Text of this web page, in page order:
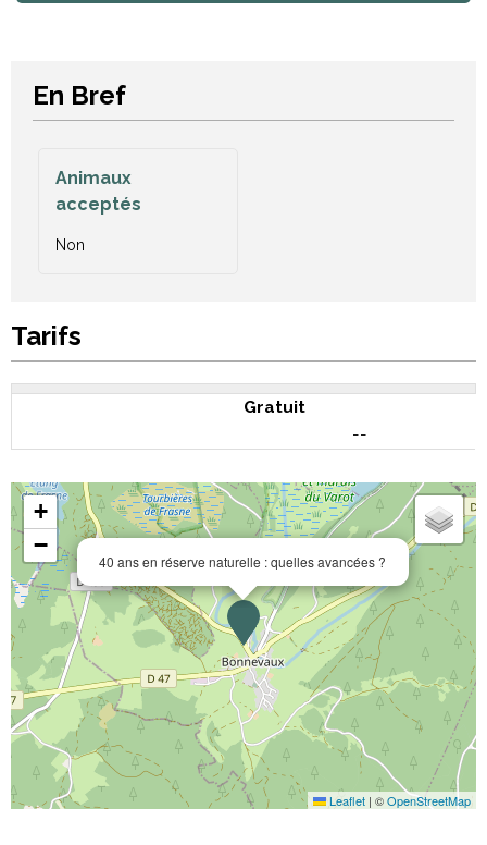
En Bref
Animaux
acceptés
Non
Tarifs
Gratuit
--
40 ans en réserve naturelle : quelles avancées ?
+
−
Leaflet | ©OpenStreetMap